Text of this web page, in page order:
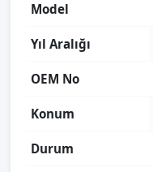
Model
Yıl Aralığı
OEM No
Konum
Durum